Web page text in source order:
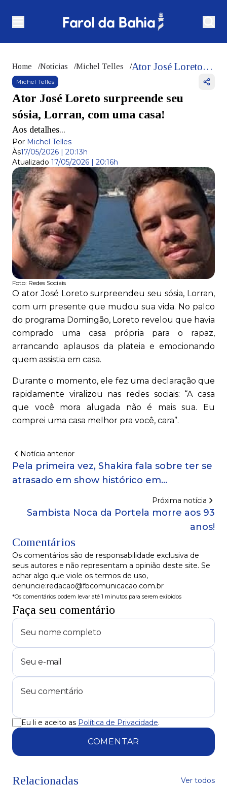
Home /Notícias /Michel Telles / Ator José Loreto surpreende seu sósia, Lorran, com uma casa!
Michel Telles
Ator José Loreto surpreende seu
sósia, Lorran, com uma casa!
Aos detalhes...
Por Michel Telles
Às17/05/2026 | 20:13h
Atualizado 17/05/2026 | 20:16h
Foto: Redes Sociais
O ator José Loreto surpreendeu seu sósia, Lorran,
com um presente que mudou sua vida. No palco
do programa Domingão, Loreto revelou que havia
comprado uma casa própria para o rapaz,
arrancando aplausos da plateia e emocionando
quem assistia em casa.
Durante o momento, ele fez uma declaração que
rapidamente viralizou nas redes sociais: “A casa
que você mora alugada não é mais sua. Eu
comprei uma casa melhor pra você, cara”.
Notícia anterior
Pela primeira vez, Shakira fala sobre ter se
atrasado em show histórico em
Próxima notícia
Sambista Noca da Portela morre aos 93
anos!
Comentários
Os comentários são de responsabilidade exclusiva de
seus autores e não representam a opinião deste site. Se
achar algo que viole os termos de uso,
denuncie:redacao@fbcomunicacao.com.br
*Os comentários podem levar até 1 minutos para serem exibidos
Faça seu comentário
Eu li e aceito as Política de Privacidade.
COMENTAR
Relacionadas Ver todos